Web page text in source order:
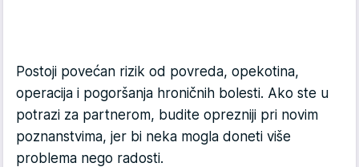
Postoji povećan rizik od povreda, opekotina,
operacija i pogoršanja hroničnih bolesti. Ako ste u
potrazi za partnerom, budite oprezniji pri novim
poznanstvima, jer bi neka mogla doneti više
problema nego radosti.